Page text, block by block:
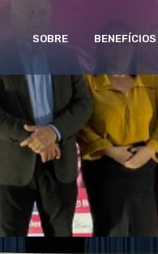
SOBRE BENEFÍCIOS